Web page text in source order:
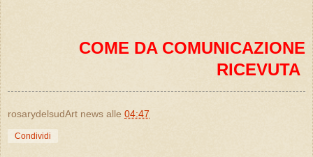
COME DA COMUNICAZIONE
RICEVUTA
rosarydelsudArt news alle 04:47
Condividi